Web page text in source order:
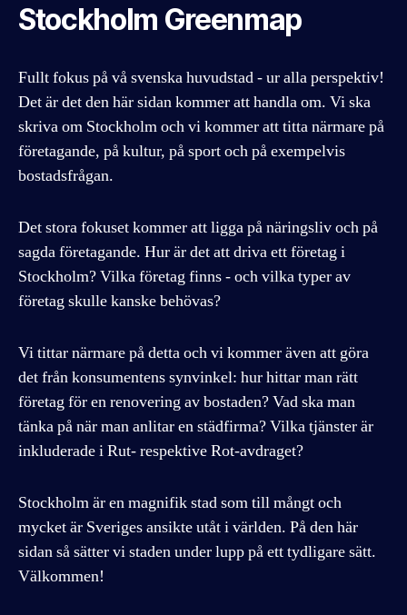
Stockholm Greenmap
Fullt fokus på vå svenska huvudstad - ur alla perspektiv!
Det är det den här sidan kommer att handla om. Vi ska
skriva om Stockholm och vi kommer att titta närmare på
företagande, på kultur, på sport och på exempelvis
bostadsfrågan.
Det stora fokuset kommer att ligga på näringsliv och på
sagda företagande. Hur är det att driva ett företag i
Stockholm? Vilka företag finns - och vilka typer av
företag skulle kanske behövas?
Vi tittar närmare på detta och vi kommer även att göra
det från konsumentens synvinkel: hur hittar man rätt
företag för en renovering av bostaden? Vad ska man
tänka på när man anlitar en städfirma? Vilka tjänster är
inkluderade i Rut- respektive Rot-avdraget?
Stockholm är en magnifik stad som till mångt och
mycket är Sveriges ansikte utåt i världen. På den här
sidan så sätter vi staden under lupp på ett tydligare sätt.
Välkommen!